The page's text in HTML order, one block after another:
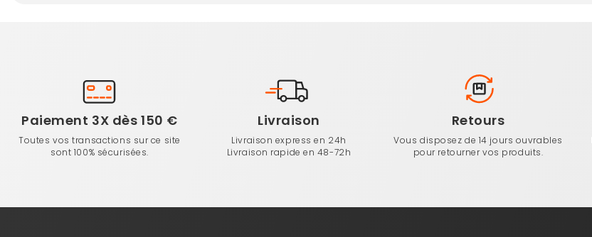
Paiement 3X dès 150 €
Toutes vos transactions sur ce site
sont 100% sécurisées.
Livraison
Livraison express en 24h
Livraison rapide en 48-72h
Retours
Vous disposez de 14 jours ouvrables
pour retourner vos produits.